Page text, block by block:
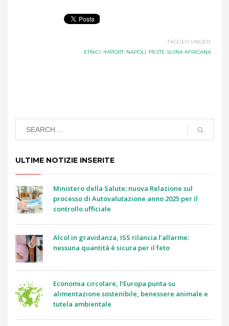
TAGGED UNDER:
ETNICI, IMPORT, NAPOLI, PESTE SUINA AFRICANA
ULTIME NOTIZIE INSERITE
Ministero della Salute: nuova Relazione sul
processo di Autovalutazione anno 2025 per il
controllo ufficiale
Alcol in gravidanza, ISS rilancia l’allarme:
nessuna quantità è sicura per il feto
Economia circolare, l’Europa punta su
alimentazione sostenibile, benessere animale e
tutela ambientale